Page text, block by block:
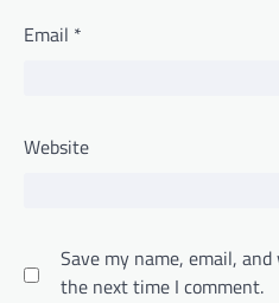
Email *
Website
Save my name, email,
the next time I comment.